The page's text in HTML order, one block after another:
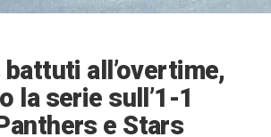
all’overtime,
la serie sull’1-1
e Stars